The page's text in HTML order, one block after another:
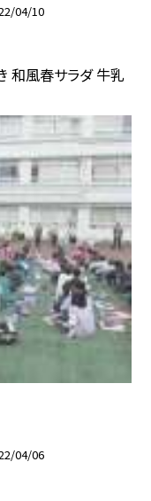
04/10
和風春サラダ 牛乳
04/06